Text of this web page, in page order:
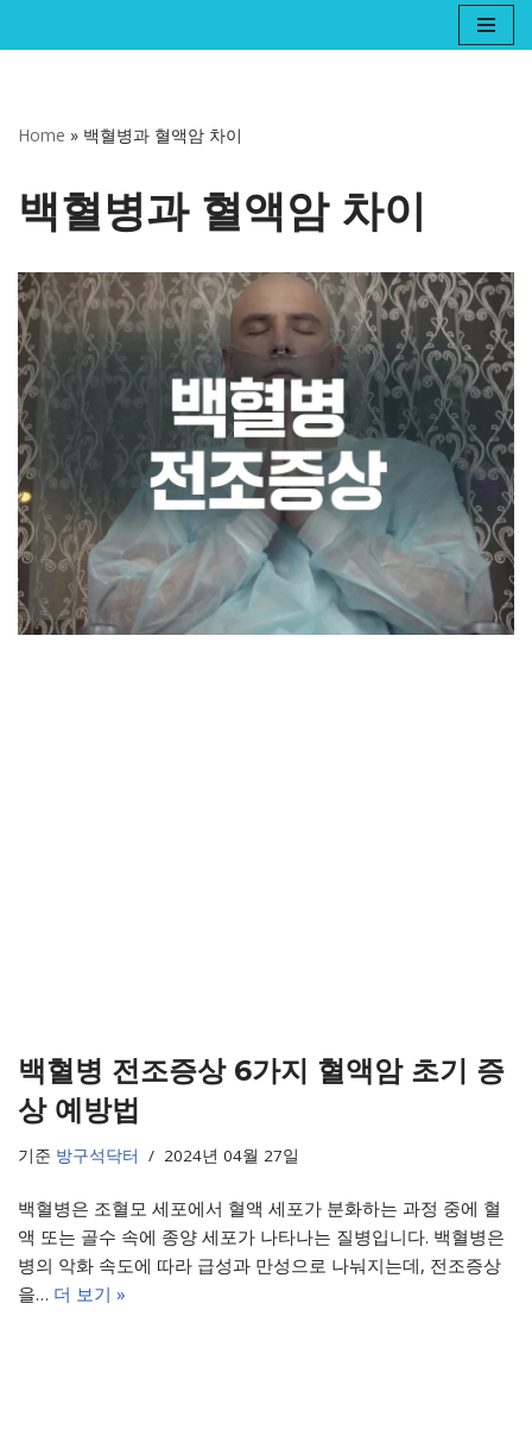
너
Home » 백혈병과 혈액암 차이
백혈병과 혈액암 차이
백혈병 전조증상 6가지 혈액암 초기 증
상 예방법
기준 방구석닥터 2024년 04월 27일
백혈병은 조혈모 세포에서 혈액 세포가 분화하는 과정 중에 혈
액 또는 골수 속에 종양 세포가 나타나는 질병입니다. 백혈병은
병의 악화 속도에 따라 급성과 만성으로 나눠지는데, 전조증상
을… 더 보기 »